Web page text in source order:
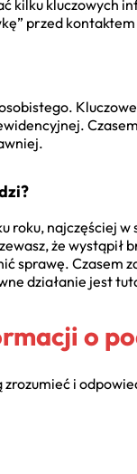
kilku kluczowych
przed
roku, najczęściej
że
sprawę. Czasem
działanie jest
o
i